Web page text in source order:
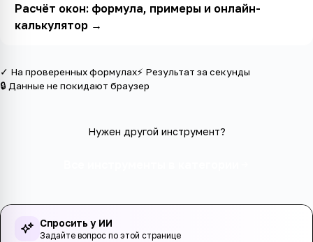
Расчёт окон: формула, примеры и онлайн-
калькулятор→
✓ На проверенных формулах⚡ Результат за секунды
🔒 Данные не покидают браузер
Нужен другой инструмент?
Спросить у ИИ
Задайте вопрос по этой странице